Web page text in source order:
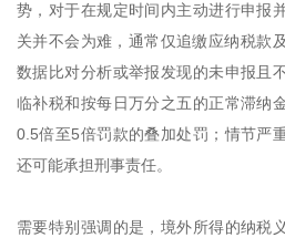
势，对于在规定时间内主动进行申报
关并不会为难，通常仅追缴应纳税款
数据比对分析或举报发现的未申报且
临补税和按每日万分之五的正常滞纳
0.5倍至5倍罚款的叠加处罚；情节严
还可能承担刑事责任。
需要特别强调的是，境外所得的纳税